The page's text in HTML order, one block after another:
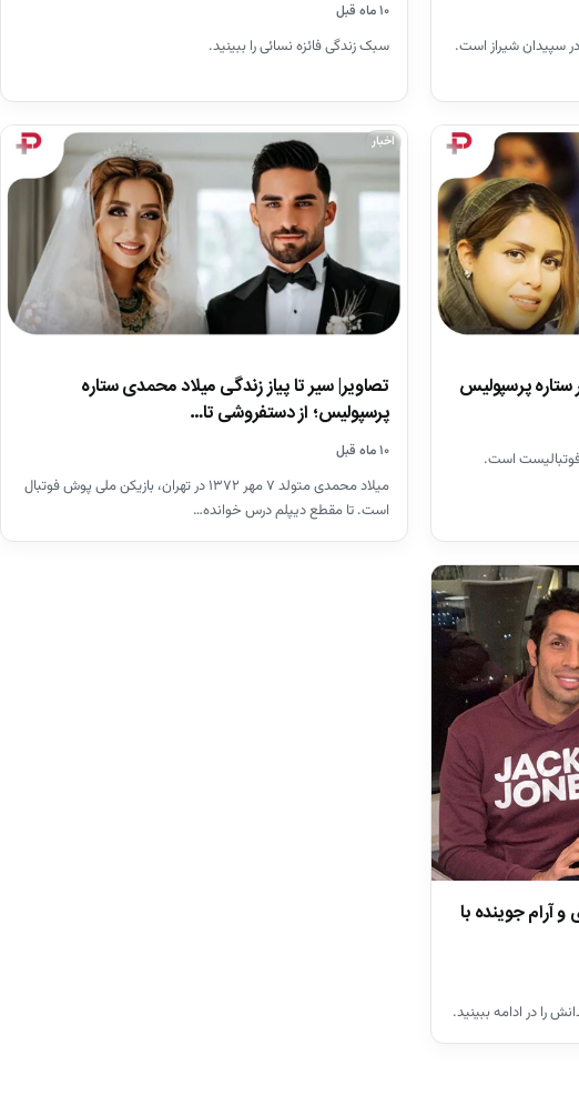
هادی چوپان متولد چهارم مهرماه سال ۱۳۶۶ در سپیدان شیراز است.
۱۰ ماه قبل
سبک‌ زندگی فائزه نسائی را ببینید.
ستاره پرسپولیس
در مازندران، فوتبالیست است.
اخبار
تصاویر| سیر تا پیاز زندگی میلاد محمدی ستاره
پرسپولیس؛ از دستفروشی تا…
۱۰ ماه قبل
میلاد محمدی متولد ۷ مهر ۱۳۷۲ در تهران، بازیکن ملی پوش فوتبال
است. تا مقطع دیپلم درس خوانده…
آرام جوینده با
را در ادامه ببینید.